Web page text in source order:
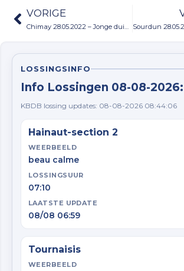
VORIGE
Chimay 28.05.2022 – Jonge duiven
LOSSINGSINFO
Info Lossingen 08-08-2026:
KBDB lossing updates: 08-08-2026 08:44:06
Hainaut-section 2
WEERBEELD
beau calme
LOSSINGSUUR
07:10
LAATSTE UPDATE
08/08 06:59
Tournaisis
WEERBEELD